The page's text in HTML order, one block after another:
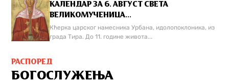
КАЛЕНДАР ЗА 6. АВГУСТ СВЕТА
ВЕЛИКОМУЧЕНИЦА...
Кћерка царског намесника Урбана, идолопоклоника, из
града Тира. До 11. године живота...
РАСПОРЕД
БОГОСЛУЖЕЊА